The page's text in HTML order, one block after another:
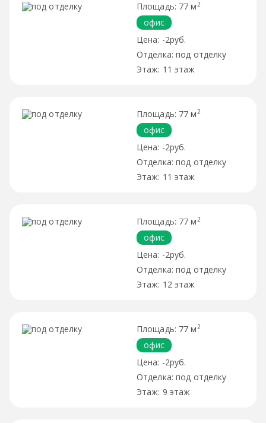
77 м 2
офис
-2руб.
под отделку
11 этаж
77 м 2
офис
-2руб.
под отделку
11 этаж
77 м 2
офис
-2руб.
под отделку
12 этаж
77 м 2
офис
-2руб.
под отделку
9 этаж